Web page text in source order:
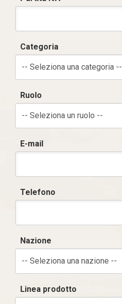
Categoria
-- Seleziona una categoria --
Ruolo
-- Seleziona un ruolo --
E-mail
Telefono
Nazione
-- Seleziona una nazione --
Linea prodotto